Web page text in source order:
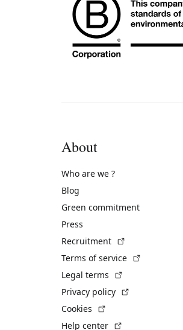
About
Who are we ?
Blog
Green commitment
Press
Recruitment
Terms of service
Legal terms
Privacy policy
Cookies
Help center